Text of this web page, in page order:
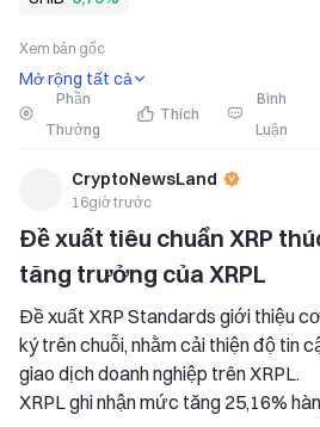
nhận tăng giá tiếp theo.
Sự lạc quan của cộng đồng vẫn
kỹ thuật
Xem bản gốc
Mở rộng tất cả
Phần
Thưởng
Thích
Bình
Luận
CryptoNewsLand
16giờ trước
Đề xuất tiêu chuẩn XRP
tăng trưởng của XRPL
Đề xuất XRP Standards giới thiệu
ký trên chuỗi, nhằm cải thiện độ tin
giao dịch doanh nghiệp trên XRPL.
XRPL ghi nhận mức tăng 25,16%